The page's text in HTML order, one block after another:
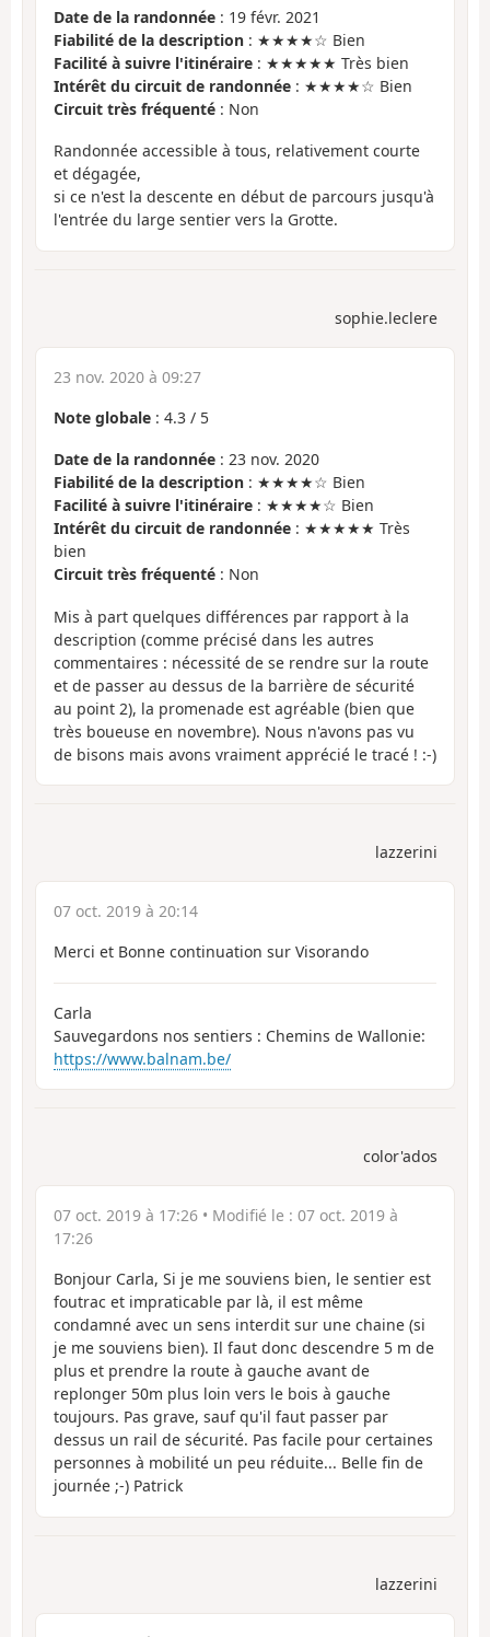
Date de la randonnée : 19 févr. 2021
Fiabilité de la description : ★★★★☆ Bien
Facilité à suivre l'itinéraire : ★★★★★ Très bien
Intérêt du circuit de randonnée : ★★★★☆ Bien
Circuit très fréquenté : Non
Randonnée accessible à tous, relativement courte
et dégagée,
si ce n'est la descente en début de parcours jusqu'à
l'entrée du large sentier vers la Grotte.
sophie.leclere
23 nov. 2020 à 09:27
Note globale : 4.3 / 5
Date de la randonnée : 23 nov. 2020
Fiabilité de la description : ★★★★☆ Bien
Facilité à suivre l'itinéraire : ★★★★☆ Bien
Intérêt du circuit de randonnée : ★★★★★ Très
bien
Circuit très fréquenté : Non
Mis à part quelques différences par rapport à la
description (comme précisé dans les autres
commentaires : nécessité de se rendre sur la route
et de passer au dessus de la barrière de sécurité
au point 2), la promenade est agréable (bien que
très boueuse en novembre). Nous n'avons pas vu
de bisons mais avons vraiment apprécié le tracé ! :-)
lazzerini
07 oct. 2019 à 20:14
Merci et Bonne continuation sur Visorando
Carla
Sauvegardons nos sentiers : Chemins de Wallonie:
https://www.balnam.be/
color'ados
07 oct. 2019 à 17:26 • Modifié le : 07 oct. 2019 à
17:26
Bonjour Carla, Si je me souviens bien, le sentier est
foutrac et impraticable par là, il est même
condamné avec un sens interdit sur une chaine (si
je me souviens bien). Il faut donc descendre 5 m de
plus et prendre la route à gauche avant de
replonger 50m plus loin vers le bois à gauche
toujours. Pas grave, sauf qu'il faut passer par
dessus un rail de sécurité. Pas facile pour certaines
personnes à mobilité un peu réduite... Belle fin de
journée ;-) Patrick
lazzerini